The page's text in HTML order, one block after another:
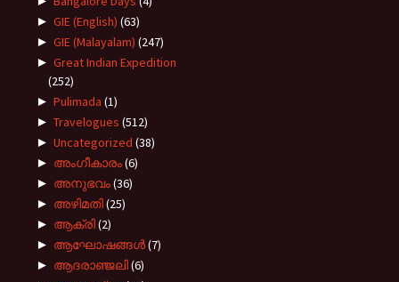
► GIE (English) (63)
► GIE (Malayalam) (247)
► Great Indian Expedition
(252)
► Pulimada (1)
► Travelogues (512)
► Uncategorized (38)
► അംഗീകാരം(6)
► അനുഭവം(36)
► അഴിമതി(25)
► ആക്രി(2)
► ആഘോഷങ്ങൾ(7)
► ആദരാഞ്ജലി(6)